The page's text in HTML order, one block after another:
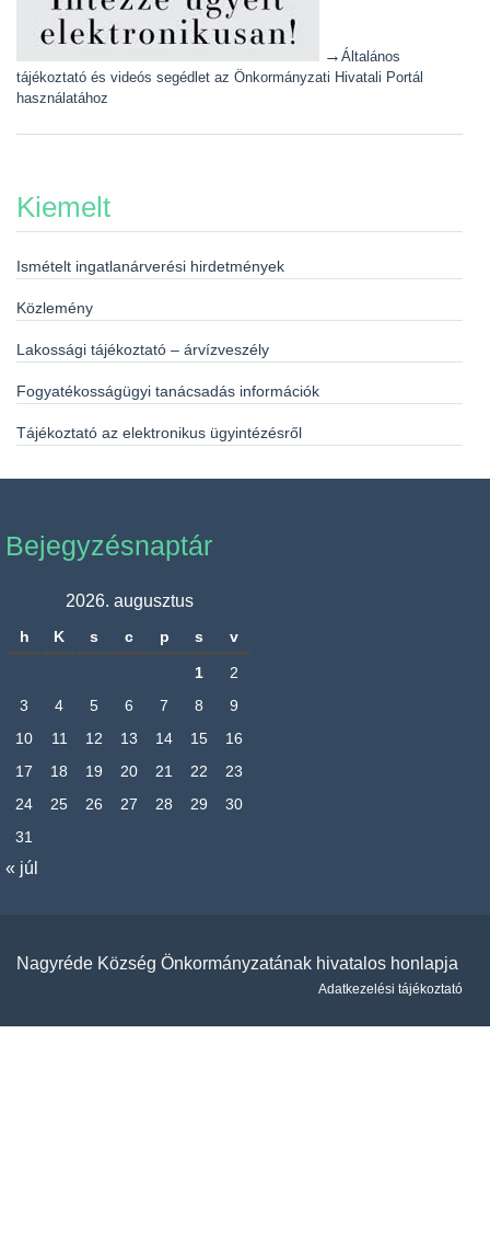
→ Általános
tájékoztató és videós segédlet az Önkormányzati Hivatali Portál
használatához
Kiemelt
Ismételt ingatlanárverési hirdetmények
Közlemény
Lakossági tájékoztató – árvízveszély
Fogyatékosságügyi tanácsadás információk
Tájékoztató az elektronikus ügyintézésről
Bejegyzésnaptár
2026. augusztus
h K s c p s v
1
2
3
4 5 6 7 8
9
10
11 12 13 14 15
16
17
18 19 20 21 22
23
24
25 26 27 28 29
30
31
« júl
Nagyréde Község Önkormányzatának hivatalos honlapja
Adatkezelési tájékoztató